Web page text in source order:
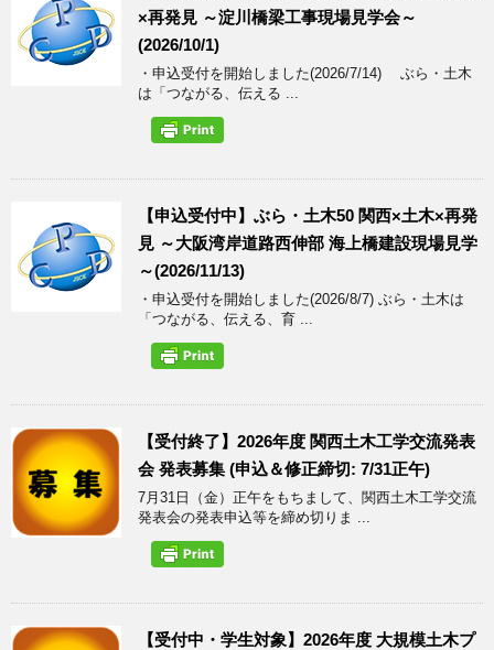
×再発見 ～淀川橋梁工事現場見学会～
(2026/10/1)
・申込受付を開始しました(2026/7/14) ぶら・土木
は「つながる、伝える ...
【申込受付中】ぶら・土木50 関西×土木×再発
見 ～大阪湾岸道路西伸部 海上橋建設現場見学
～(2026/11/13)
・申込受付を開始しました(2026/8/7) ぶら・土木は
「つながる、伝える、育 ...
【受付終了】2026年度 関西土木工学交流発表
会 発表募集 (申込＆修正締切: 7/31正午)
7月31日（金）正午をもちまして、関西土木工学交流
発表会の発表申込等を締め切りま ...
【受付中・学生対象】2026年度 大規模土木プ